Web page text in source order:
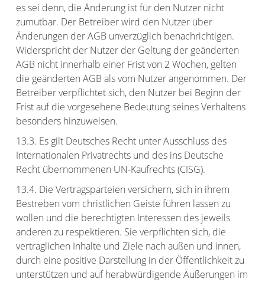
es sei denn, die Änderung ist für den Nutzer nicht
zumutbar. Der Betreiber wird den Nutzer über
Änderungen der AGB unverzüglich benachrichtigen.
Widerspricht der Nutzer der Geltung der geänderten
AGB nicht innerhalb einer Frist von 2 Wochen, gelten
die geänderten AGB als vom Nutzer angenommen. Der
Betreiber verpflichtet sich, den Nutzer bei Beginn der
Frist auf die vorgesehene Bedeutung seines Verhaltens
besonders hinzuweisen.
13.3. Es gilt Deutsches Recht unter Ausschluss des
Internationalen Privatrechts und des ins Deutsche
Recht übernommenen UN-Kaufrechts (CISG).
13.4. Die Vertragsparteien versichern, sich in ihrem
Bestreben vom christlichen Geiste führen lassen zu
wollen und die berechtigten Interessen des jeweils
anderen zu respektieren. Sie verpflichten sich, die
vertraglichen Inhalte und Ziele nach außen und innen,
durch eine positive Darstellung in der Öffentlichkeit zu
unterstützen und auf herabwürdigende Äußerungen im